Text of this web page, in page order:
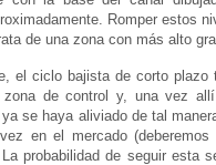
Romper estos
de una zona con más alto
el ciclo bajista de corto plazo
zona de control y, una vez
se haya aliviado de tal
en el mercado
probabilidad de seguir esta